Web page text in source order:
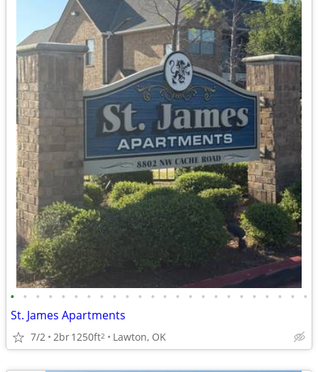
• • • • • • • • • • • • • • • • • • • • • • • •
St. James Apartments
7/2 2br1250ft2 Lawton, OK